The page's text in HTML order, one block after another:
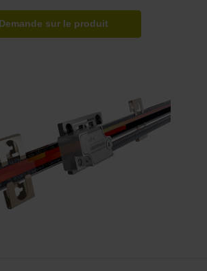
Demande sur le produit